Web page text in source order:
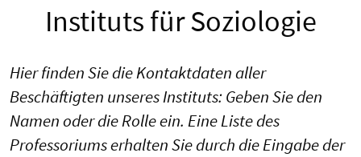
Instituts für Soziologie
Hier finden Sie die Kontaktdaten aller
Beschäftigten unseres Instituts: Geben Sie den
Namen oder die Rolle ein. Eine Liste des
Professoriums erhalten Sie durch die Eingabe der